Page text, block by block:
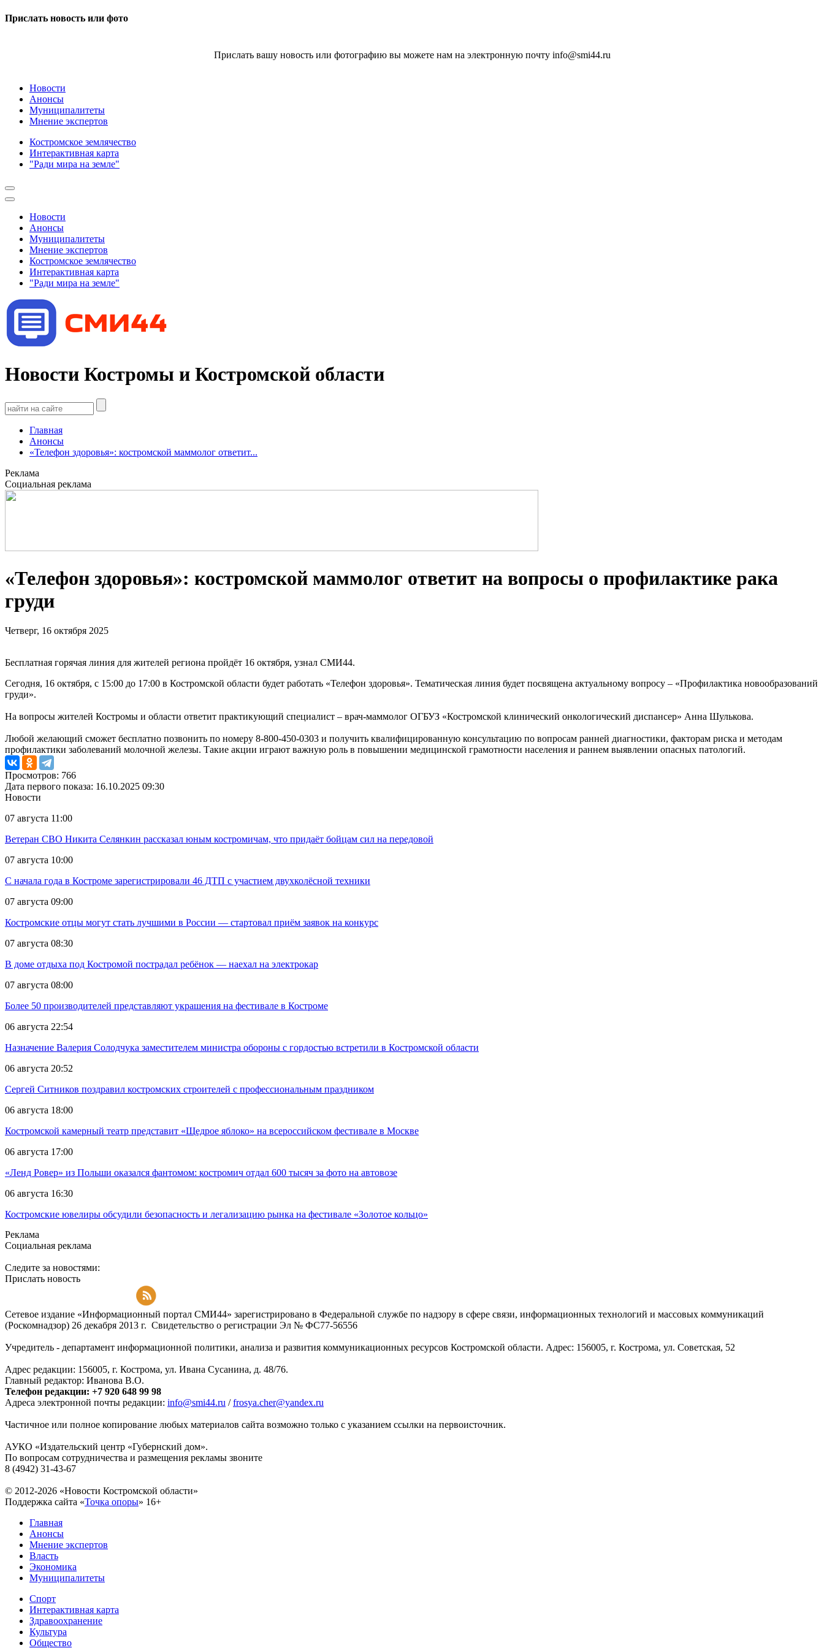
Прислать новость или фото
Прислать вашу новость или фотографию вы можете нам на электронную почту info@smi44.ru
Новости
Анонсы
Муниципалитеты
Мнение экспертов
Костромское землячество
Интерактивная карта
"Ради мира на земле"
Новости
Анонсы
Муниципалитеты
Мнение экспертов
Костромское землячество
Интерактивная карта
"Ради мира на земле"
Новости Костромы и Костромской области
Главная
Анонсы
«Телефон здоровья»: костромской маммолог ответит...
Реклама
Социальная реклама
«Телефон здоровья»: костромской маммолог ответит на вопросы о профилактике рака
груди
Четверг, 16 октября 2025
Бесплатная горячая линия для жителей региона пройдёт 16 октября, узнал СМИ44.
Сегодня, 16 октября, с 15:00 до 17:00 в Костромской области будет работать «Телефон здоровья». Тематическая линия будет посвящена актуальному вопросу – «Профилактика новообразований
груди».
На вопросы жителей Костромы и области ответит практикующий специалист – врач-маммолог ОГБУЗ «Костромской клинический онкологический диспансер» Анна Шулькова.
Любой желающий сможет бесплатно позвонить по номеру 8-800-450-0303 и получить квалифицированную консультацию по вопросам ранней диагностики, факторам риска и методам
профилактики заболеваний молочной железы. Такие акции играют важную роль в повышении медицинской грамотности населения и раннем выявлении опасных патологий.
Просмотров: 766
Дата первого показа: 16.10.2025 09:30
Новости
07 августа 11:00
Ветеран СВО Никита Селянкин рассказал юным костромичам, что придаёт бойцам сил на передовой
07 августа 10:00
С начала года в Костроме зарегистрировали 46 ДТП с участием двухколёсной техники
07 августа 09:00
Костромские отцы могут стать лучшими в России — стартовал приём заявок на конкурс
07 августа 08:30
В доме отдыха под Костромой пострадал ребёнок — наехал на электрокар
07 августа 08:00
Более 50 производителей представляют украшения на фестивале в Костроме
06 августа 22:54
Назначение Валерия Солодчука заместителем министра обороны с гордостью встретили в Костромской области
06 августа 20:52
Сергей Ситников поздравил костромских строителей с профессиональным праздником
06 августа 18:00
Костромской камерный театр представит «Щедрое яблоко» на всероссийском фестивале в Москве
06 августа 17:00
«Ленд Ровер» из Польши оказался фантомом: костромич отдал 600 тысяч за фото на автовозе
06 августа 16:30
Костромские ювелиры обсудили безопасность и легализацию рынка на фестивале «Золотое кольцо»
Реклама
Социальная реклама
Следите за новостями:
Прислать новость
Сетевое издание «Информационный портал СМИ44» зарегистрировано в Федеральной службе по надзору в сфере связи, информационных технологий и массовых коммуникаций
(Роскомнадзор) 26 декабря 2013 г. Свидетельство о регистрации Эл № ФC77-56556
Учредитель - департамент информационной политики, анализа и развития коммуникационных ресурсов Костромской области. Адрес: 156005, г. Кострома, ул. Советская, 52
Адрес редакции: 156005, г. Кострома, ул. Ивана Сусанина, д. 48/76.
Главный редактор: Иванова В.О.
Телефон редакции: +7 920 648 99 98
Адреса электронной почты редакции: info@smi44.ru /frosya.cher@yandex.ru
Частичное или полное копирование любых материалов сайта возможно только с указанием ссылки на первоисточник.
АУКО «Издательский центр «Губернский дом».
По вопросам сотрудничества и размещения рекламы звоните
8 (4942) 31-43-67
© 2012-2026 «Новости Костромской области»
Поддержка сайта «Точка опоры» 16+
Главная
Анонсы
Мнение экспертов
Власть
Экономика
Муниципалитеты
Спорт
Интерактивная карта
Здравоохранение
Культура
Общество